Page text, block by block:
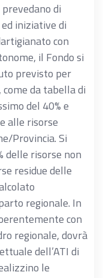
di
iniziative di
con
il Fondo si
previsto per
da tabella di
del 40% e
alle risorse
Provincia. Si
delle risorse non
residue delle
regionale. In
con
regionale, dovrà
dell’ATI di
le